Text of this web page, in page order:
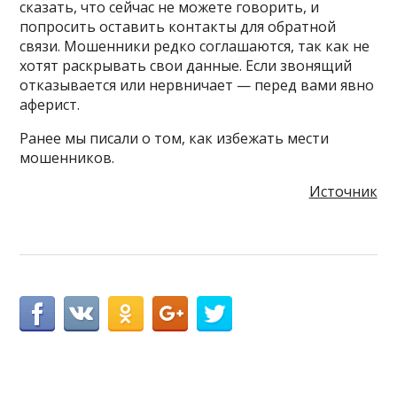
сказать, что сейчас не можете говорить, и
попросить оставить контакты для обратной
связи. Мошенники редко соглашаются, так как не
хотят раскрывать свои данные. Если звонящий
отказывается или нервничает — перед вами явно
аферист.
Ранее мы писали о том, как избежать мести
мошенников.
Источник